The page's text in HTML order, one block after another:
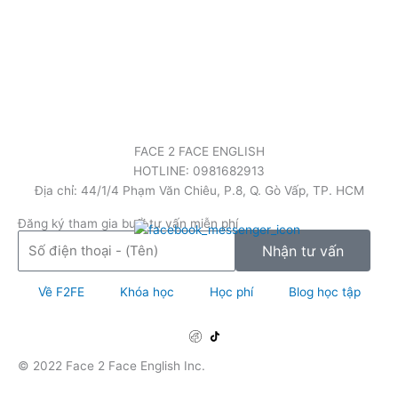
FACE 2 FACE ENGLISH
HOTLINE: 0981682913
Địa chỉ: 44/1/4 Phạm Văn Chiêu, P.8, Q. Gò Vấp, TP. HCM
Đăng ký tham gia buổi tư vấn miễn phí
điện
Nhận tư vấn
Về F2FE Khóa học Học phí Blog học tập
© 2022 Face 2 Face English Inc.